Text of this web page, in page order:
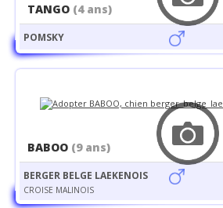
TANGO (4 ans)
POMSKY
BABOO (9 ans)
BERGER BELGE LAEKENOIS
CROISE MALINOIS